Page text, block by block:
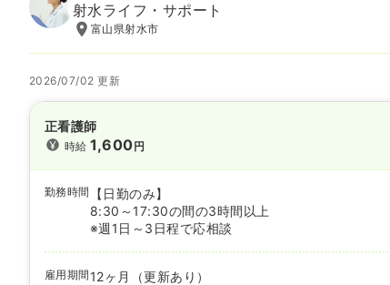
射水ライフ・サポート
富山県射水市
2026/07/02 更新
正看護師
時給1,600円
勤務時間
【日勤のみ】
8:30～17:30の間の3時間以上
※週1日～3日程で応相談
雇用期間 12ヶ月（更新あり）